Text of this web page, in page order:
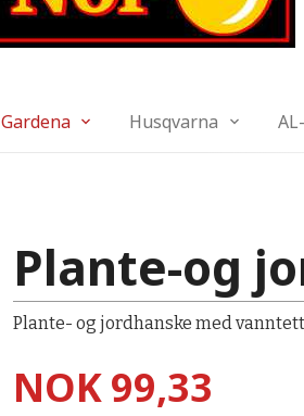
Gardena Husqvarna
Plante-og
Plante- og jordhanske med
Tilbud
NOK99,33